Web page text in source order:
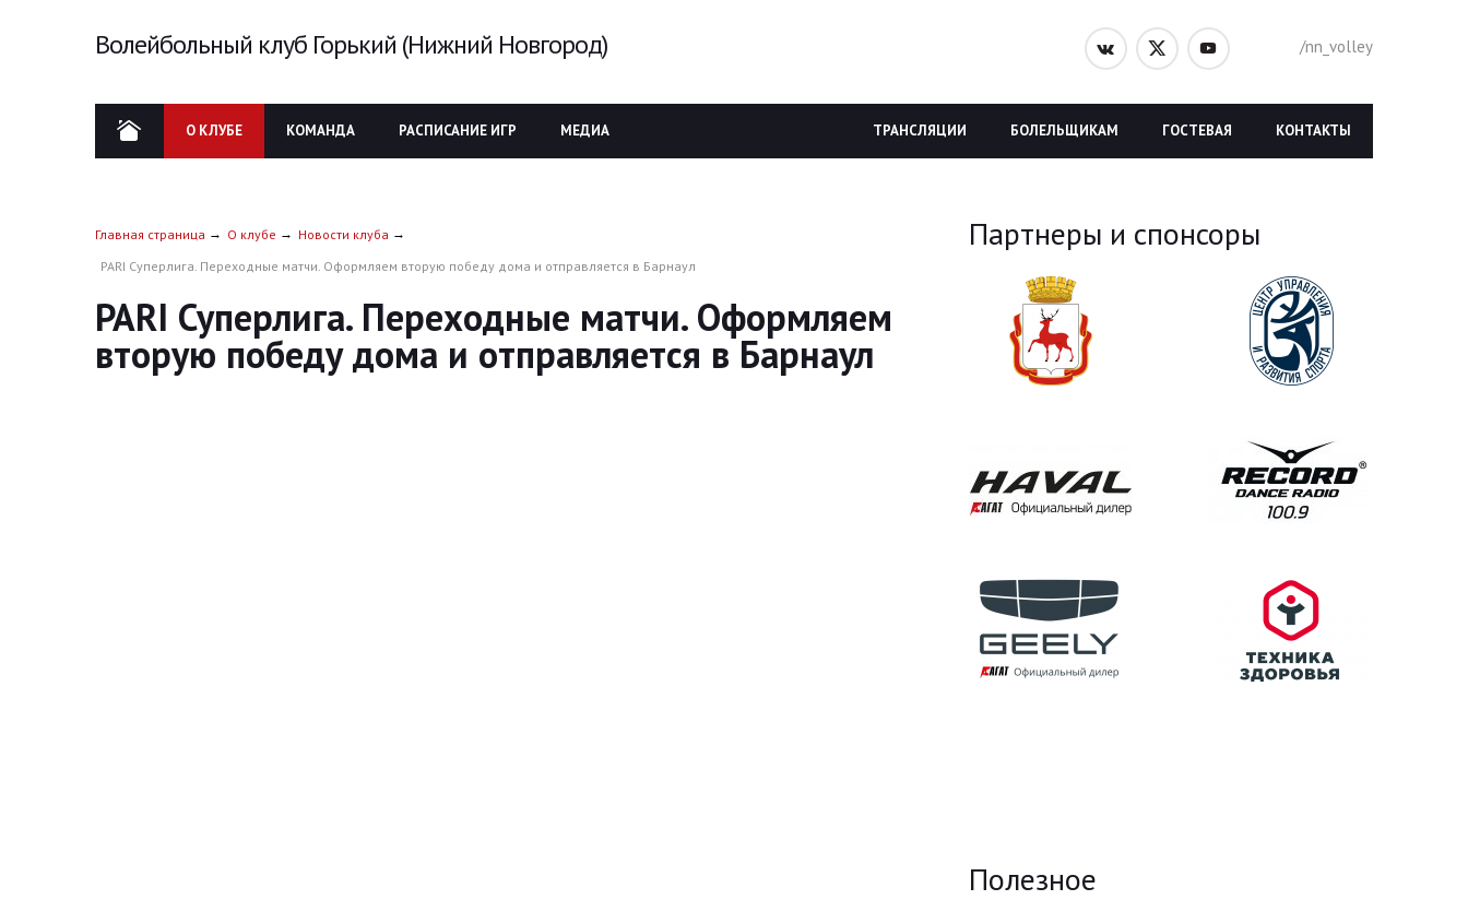
Волейбольный клуб Горький (Нижний Новгород) /nn_volley
О КЛУБЕ КОМАНДА РАСПИСАНИЕ ИГР МЕДИА КОНТАКТЫ
ГОСТЕВАЯ
БОЛЕЛЬЩИКАМ
ТРАНСЛЯЦИИ
Главная страница О клубе
Новости клуба
PARI Суперлига. Переходные матчи. Оформляем вторую победу дома и отправляется в Барнаул
PARI Суперлига. Переходные матчи. Оформляем
вторую победу дома и отправляется в Барнаул
Партнеры и спонсоры
Полезное